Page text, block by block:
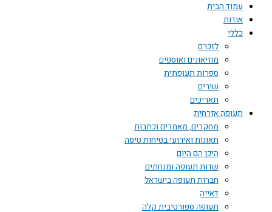
עמוד הבית
אודות
כללי
לזכרם
מוזיאונים ואוספים
ספרות תעופתית
שירים
תאריכים
תעופה אזרחית
מחקרים, מאמרים וכתבות
תאונות ואירועי בטיחות טיסה
היכן הם היום
שדות תעופה ומנחתים
חברות תעופה בישראל
דאייה
תעופה ספורטיבית קלה